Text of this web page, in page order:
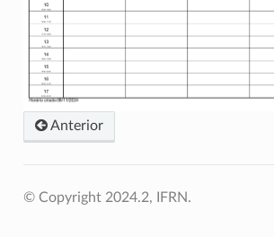
Anterior
© Copyright 2024.2, IFRN.